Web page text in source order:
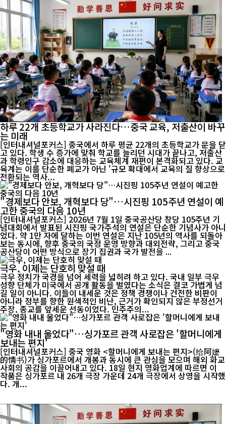
하루 22개 초등학교가 사라진다…중국 교육, 저출산이 바꾸
는 미래
[인터내셔널포커스] 중국에서 하루 평균 22개의 초등학교가 문을 닫
고 있다. 학생 수 증가에 맞춰 학교를 늘리던 시대가 끝나고, 저출산
과 학령인구 감소에 대응하는 교육체계 재편이 본격화되고 있다. 교
육계는 이를 단순한 폐교가 아닌 '규모 확대에서 교육의 질 향상으로
전환되는 역사...
"경제보다 안보, 개혁보다 당"…시진핑 105주년 연설이 예
고한 중국의 다음 10년
[인터내셔널포커스] 2026년 7월 1일 중국공산당 창당 105주년 기
념대회에서 발표된 시진핑 국가주석의 연설은 단순한 기념사가 아니
었다. 약 1만 자에 달하는 이번 연설은 지난 105년의 역사를 되돌아
보는 동시에, 향후 중국의 국정 운영 방향과 대외전략, 그리고 중국
공산당이 어떤 방식으로 장기 집권과 국가 발전을 ...
극우, 이제는 단호히 맞설 때
극우 정치가 국경을 넘어 세력을 넓히려 하고 있다. 국내 일부 극우
성향 단체가 미국에서 공개 활동을 벌였다는 소식은 결코 가볍게 넘
길 일이 아니다. 이들이 내세운 것은 정책 경쟁이나 건전한 비판이
아니라 정부를 향한 원색적인 비난, 근거가 확인되지 않은 부정선거
주장, 종교를 앞세운 선동이었다. 민주주의...
"영화 내내 울었다"…싱가포르 관객 사로잡은 '할머니에게
보내는 편지'
[인터내셔널포커스] 중국 영화 <할머니에게 보내는 편지>(给阿嬷
的情书)가 싱가포르에서 개봉과 동시에 큰 관심을 모으며 해외 화교
사회의 공감을 이끌어내고 있다. 18일 현지 영화업계에 따르면 이
작품은 싱가포르 내 26개 극장 가운데 24개 극장에서 상영을 시작했
다. 개...